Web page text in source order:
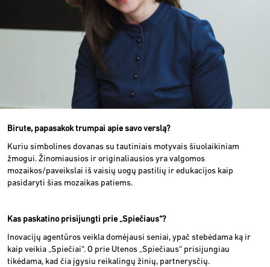
Birute, papasakok trumpai apie savo verslą?
Kuriu simbolines dovanas su tautiniais motyvais šiuolaikiniam
žmogui. Žinomiausios ir originaliausios yra valgomos
mozaikos/paveikslai iš vaisių uogų pastilių ir edukacijos kaip
pasidaryti šias mozaikas patiems.
Kas paskatino prisijungti prie „Spiečiaus“?
Inovacijų agentūros veikla domėjausi seniai, ypač stebėdama ką ir
kaip veikia „Spiečiai“. O prie Utenos „Spiečiaus“ prisijungiau
tikėdama, kad čia įgysiu reikalingų žinių, partnerysčių.